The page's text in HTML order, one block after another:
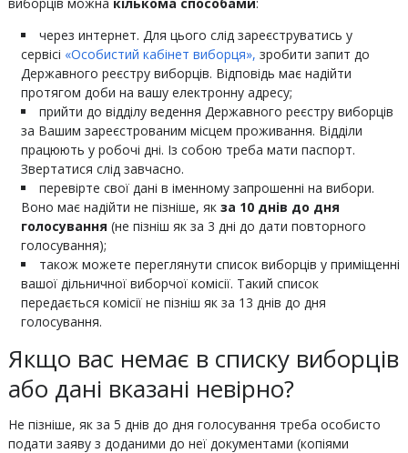
через интернет. Для цього слід зареєструватись у
сервісі «Особистий кабінет виборця», зробити запит до
Державного реєстру виборців. Відповідь має надійти
протягом доби на вашу електронну адресу;
прийти до відділу ведення Державного реєстру виборців
за Вашим зареєстрованим місцем проживання. Відділи
працюють у робочі дні. Із собою треба мати паспорт.
Звертатися слід завчасно.
перевірте свої дані в іменному запрошенні на вибори.
Воно має надійти не пізніше, як за 10 днів до дня
голосування (не пізніш як за 3 дні до дати повторного
голосування);
також можете переглянути список виборців у приміщенні
вашої дільничної виборчої комісії. Такий список
передається комісії не пізніш як за 13 днів до дня
голосування.
Якщо вас немає в списку виборців
або дані вказані невірно?
Не пізніше, як за 5 днів до дня голосування треба особисто
подати заяву з доданими до неї документами (копіями